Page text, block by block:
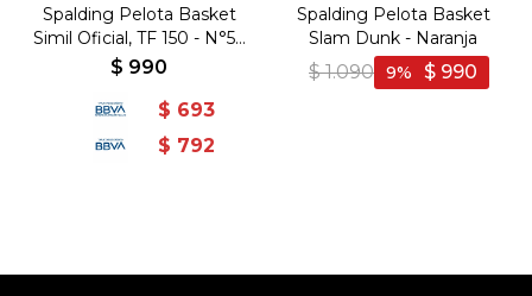
Spalding Pelota Basket
Simil Oficial, TF 150 - N°5 -
Naranja-Negro
$ 990
$ 693
$ 792
Spalding Pelota Basket
Slam Dunk - Naranja
$ 1.090 $ 990
9